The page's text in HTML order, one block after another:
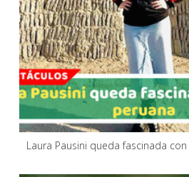
Laura Pausini queda fascinada